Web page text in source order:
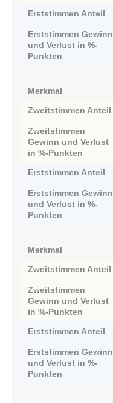
Erststimmen Anteil
Erststimmen Gewinn
und Verlust in %-
Punkten
Merkmal
Zweitstimmen Anteil
Zweitstimmen
Gewinn und Verlust
in %-Punkten
Erststimmen Anteil
Erststimmen Gewinn
und Verlust in %-
Punkten
Merkmal
Zweitstimmen Anteil
Zweitstimmen
Gewinn und Verlust
in %-Punkten
Erststimmen Anteil
Erststimmen Gewinn
und Verlust in %-
Punkten